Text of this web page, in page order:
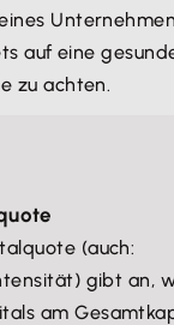
auf eine
zu achten.
(auch:
gibt an,
am